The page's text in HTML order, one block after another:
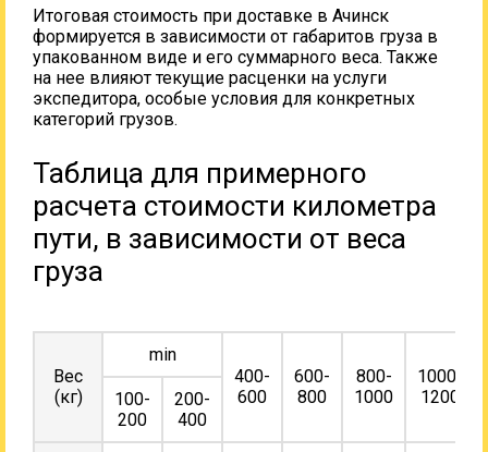
Итоговая стоимость при доставке в Ачинск
формируется в зависимости от габаритов груза в
упакованном виде и его суммарного веса. Также
на нее влияют текущие расценки на услуги
экспедитора, особые условия для конкретных
категорий грузов.
Таблица для примерного
расчета стоимости километра
пути, в зависимости от веса
груза
Вес
(кг)
min
400-
600
600-
800
800-
1000
1000-
1200
100-
200
200-
400